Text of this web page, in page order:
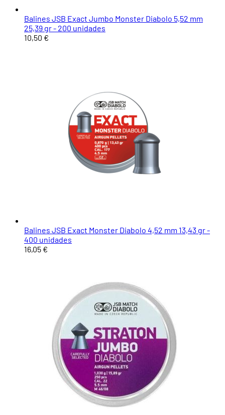
Balines JSB Exact Jumbo Monster Diabolo 5,52 mm
25,39 gr - 200 unidades
10,50 €
Balines JSB Exact Monster Diabolo 4,52 mm 13,43 gr -
400 unidades
16,05 €